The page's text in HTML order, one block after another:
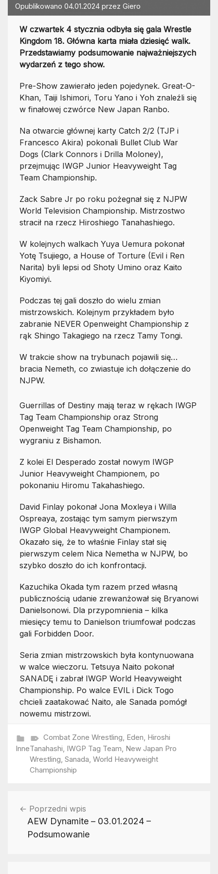
Opublikowano 04.01.2024 przez Giero
W czwartek 4 stycznia odbyła się gala Wrestle
Kingdom 18. Główna karta miała dziesięć walk.
Przedstawiamy podsumowanie najważniejszych
wydarzeń z tego show.
Pre-Show zawierało jeden pojedynek. Great-O-
Khan, Taiji Ishimori, Toru Yano i Yoh znaleźli się
w finałowej czwórce New Japan Ranbo.
Na otwarcie głównej karty Catch 2/2 (TJP i
Francesco Akira) pokonali Bullet Club War
Dogs (Clark Connors i Drilla Moloney),
przejmując IWGP Junior Heavyweight Tag
Team Championship.
Zack Sabre Jr po roku pożegnał się z NJPW
World Television Championship. Mistrzostwo
stracił na rzecz Hiroshiego Tanahashiego.
W kolejnych walkach Yuya Uemura pokonał
Yotę Tsujiego, a House of Torture (Evil i Ren
Narita) byli lepsi od Shoty Umino oraz Kaito
Kiyomiyi.
Podczas tej gali doszło do wielu zmian
mistrzowskich. Kolejnym przykładem było
zabranie NEVER Openweight Championship z
rąk Shingo Takagiego na rzecz Tamy Tongi.
W trakcie show na trybunach pojawili się…
bracia Nemeth, co zwiastuje ich dołączenie do
NJPW.
Guerrillas of Destiny mają teraz w rękach IWGP
Tag Team Championship oraz Strong
Openweight Tag Team Championship, po
wygraniu z Bishamon.
Z kolei El Desperado został nowym IWGP
Junior Heavyweight Championem, po
pokonaniu Hiromu Takahashiego.
David Finlay pokonał Jona Moxleya i Willa
Ospreaya, zostając tym samym pierwszym
IWGP Global Heavyweight Championem.
Okazało się, że to właśnie Finlay stał się
pierwszym celem Nica Nemetha w NJPW, bo
szybko doszło do ich konfrontacji.
Kazuchika Okada tym razem przed własną
publicznością udanie zrewanżował się Bryanowi
Danielsonowi. Dla przypomnienia – kilka
miesięcy temu to Danielson triumfował podczas
gali Forbidden Door.
Seria zmian mistrzowskich była kontynuowana
w walce wieczoru. Tetsuya Naito pokonał
SANADĘ i zabrał IWGP World Heavyweight
Championship. Po walce EVIL i Dick Togo
chcieli zaatakować Naito, ale Sanada pomógł
nowemu mistrzowi.
Inne
Combat Zone Wrestling Eden Hiroshi
Tanahashi IWGP Tag Team New Japan Pro
Wrestling Sanada World Heavyweight
Championship
wpisu
Poprzedni wpis
AEW Dynamite – 03.01.2024 –
Podsumowanie